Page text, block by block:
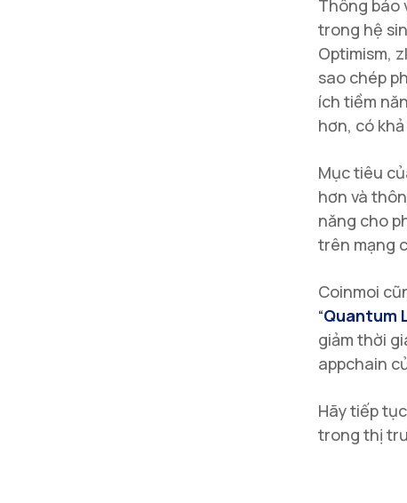
Thông báo
trong hệ
Optimism,
sao chép
ích tiềm
hơn, có
Mục tiêu
hơn và
năng cho
trên mạng
Coinmoi
“Quantum
giảm thời
appchain
Hãy tiếp
trong thị